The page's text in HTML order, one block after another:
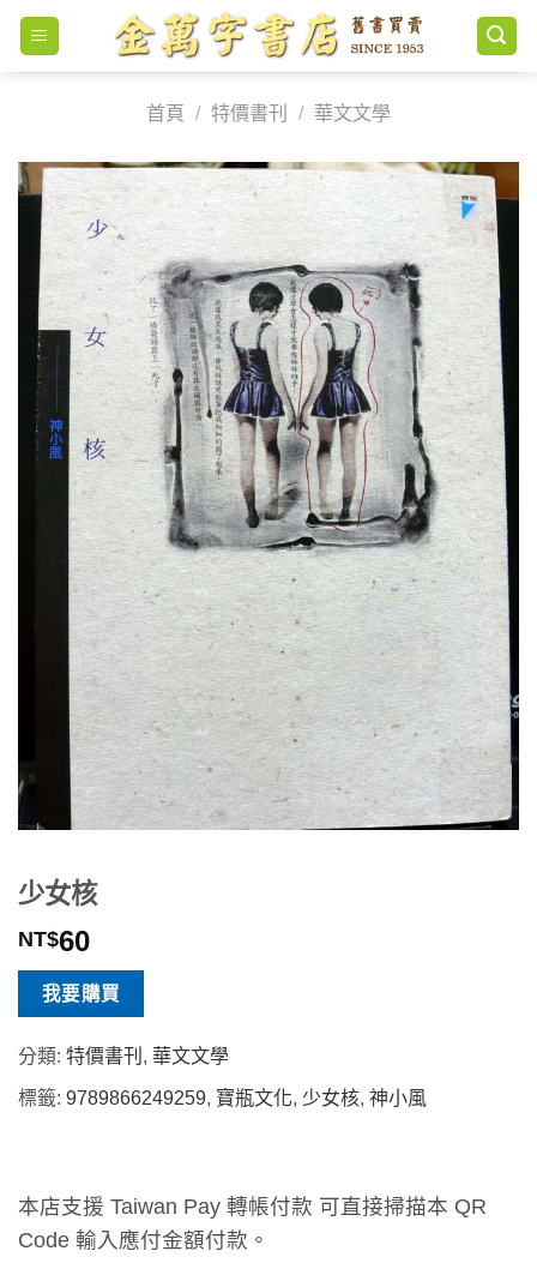
Skip
content
首頁
/ 特價書刊 / 華文文學
少女核
NT$60
我要購買
分類: 特價書刊 , 華文文學
標籤: 9789866249259, 寶瓶文化, 少女核, 神小風
本店支援 Taiwan Pay 轉帳付款 可直接掃描本 QR
Code 輸入應付金額付款。